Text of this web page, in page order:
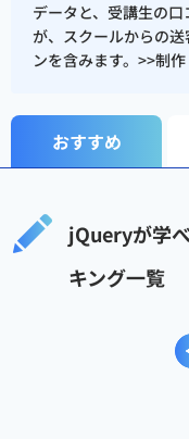
データと、受講生の
が、スクールからの
ンを含みます。>>制
おすすめ
jQueryが学
キング一覧